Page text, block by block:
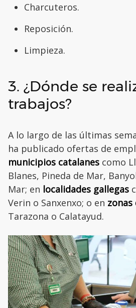
Charcuteros.
Reposición.
Limpieza.
3. ¿Dónde se
trabajos?
A lo largo de las últimas
ha publicado ofertas de
municipios catalanes como
Blanes, Pineda de Mar,
Mar; en localidades gallegas
Verin o Sanxenxo; o en zonas
Tarazona o Calatayud.